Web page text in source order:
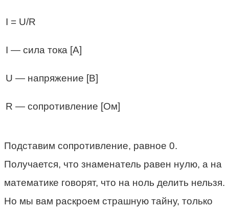
I = U/R
I — сила тока [A]
U — напряжение [В]
R — сопротивление [Ом]
Подставим сопротивление, равное 0.
Получается, что знаменатель равен нулю, а на
математике говорят, что на ноль делить нельзя.
Но мы вам раскроем страшную тайну, только